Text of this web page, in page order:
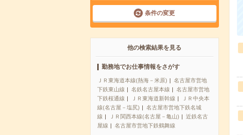
条件の変更
他の検索結果を見る
勤務地でお仕事情報をさがす
ＪＲ東海道本線(熱海－米原)
名古屋市営地
下鉄東山線
名鉄名古屋本線
名古屋市営地
下鉄桜通線
ＪＲ東海道新幹線
ＪＲ中央本
線(名古屋－塩尻)
名古屋市営地下鉄名城
線
ＪＲ関西本線(名古屋－亀山)
近鉄名古
屋線
名古屋市営地下鉄鶴舞線